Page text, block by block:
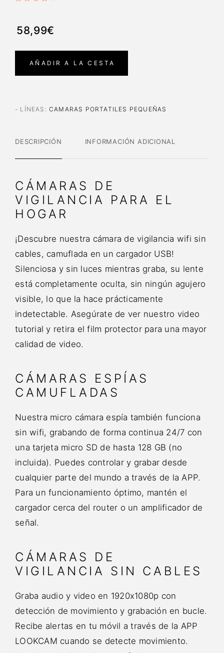
58,99€
AÑADIR A LA CESTA
- LÍNEAS :CAMARAS PORTATILES PEQUEÑAS
DESCRIPCIÓN INFORMACIÓN ADICIONAL
CÁMARAS DE
VIGILANCIA PARA EL
HOGAR
¡Descubre nuestra cámara de vigilancia wifi sin
cables, camuflada en un cargador USB!
Silenciosa y sin luces mientras graba, su lente
está completamente oculta, sin ningún agujero
visible, lo que la hace prácticamente
indetectable. Asegúrate de ver nuestro video
tutorial y retira el film protector para una mayor
calidad de video.
CÁMARAS ESPÍAS
CAMUFLADAS
Nuestra micro cámara espía también funciona
sin wifi, grabando de forma continua 24/7 con
una tarjeta micro SD de hasta 128 GB (no
incluida). Puedes controlar y grabar desde
cualquier parte del mundo a través de la APP.
Para un funcionamiento óptimo, mantén el
cargador cerca del router o un amplificador de
señal.
CÁMARAS DE
VIGILANCIA SIN CABLES
Graba audio y video en 1920x1080p con
detección de movimiento y grabación en bucle.
Recibe alertas en tu móvil a través de la APP
LOOKCAM cuando se detecte movimiento.